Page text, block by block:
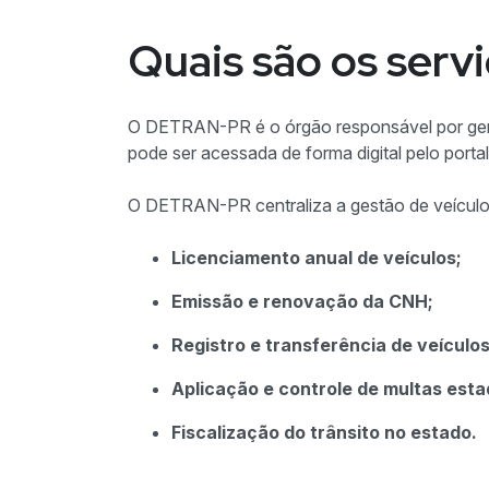
Quais são os
O DETRAN-PR é o órgão responsável por
pode ser acessada de forma digital pelo portal
O DETRAN-PR centraliza a gestão de
Licenciamento anual de veículos;
Emissão e renovação da CNH;
Registro e transferência de
Aplicação e controle de multas
Fiscalização do trânsito no estado.